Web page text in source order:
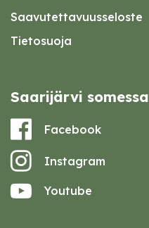
Saavutettavuusseloste
Tietosuoja
Saarijärvi somessa
Facebook
Instagram
Youtube